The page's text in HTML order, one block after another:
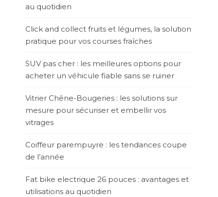
au quotidien
Click and collect fruits et légumes, la solution
pratique pour vos courses fraîches
SUV pas cher : les meilleures options pour
acheter un véhicule fiable sans se ruiner
Vitrier Chêne-Bougeries : les solutions sur
mesure pour sécuriser et embellir vos
vitrages
Coiffeur parempuyre : les tendances coupe
de l’année
Fat bike electrique 26 pouces : avantages et
utilisations au quotidien